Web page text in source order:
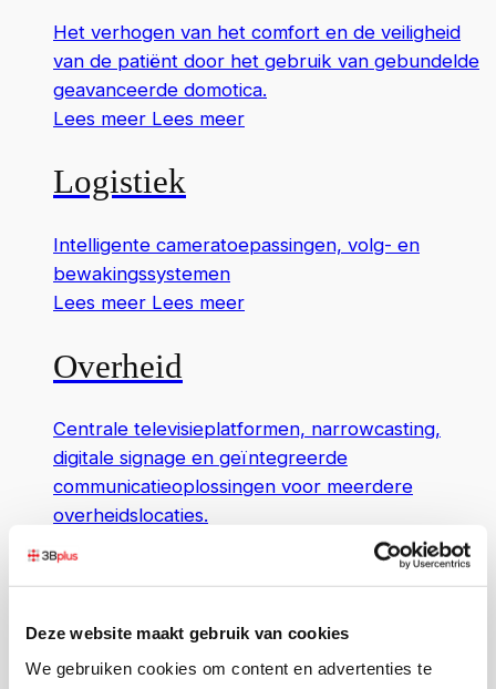
Deze website maakt gebruik van cookies
We gebruiken cookies om content en advertenties te
Het verhogen van het comfort en de veiligheid
van de patiënt door het gebruik van gebundelde
geavanceerde domotica.
Lees meer Lees meer
Logistiek
Intelligente cameratoepassingen, volg- en
bewakingssystemen
Lees meer Lees meer
Overheid
Centrale televisieplatformen, narrowcasting,
digitale signage en geïntegreerde
communicatieoplossingen voor meerdere
overheidslocaties.
Agrarische sector